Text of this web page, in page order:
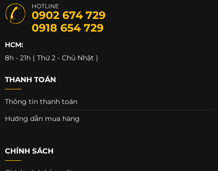
HOTLINE
0902 674 729
0918 654 729
HCM:
8h - 21h ( Thứ 2 - Chủ Nhật )
THANH TOÁN
Thông tin thanh toán
Hướng dẫn mua hàng
CHÍNH SÁCH